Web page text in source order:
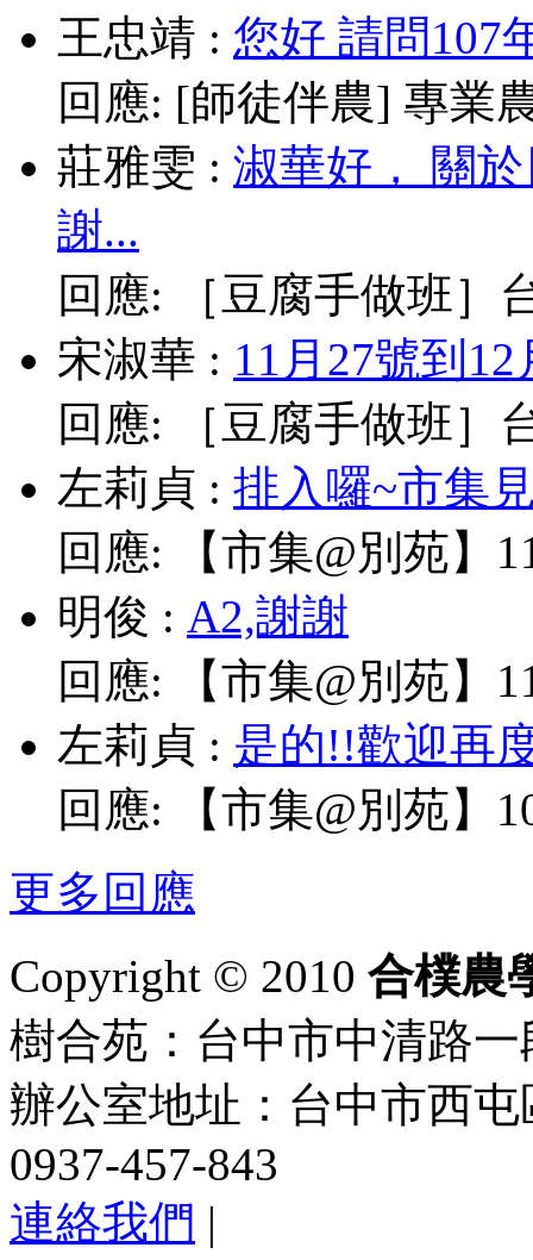
王忠靖 : 您好 請問107
回應: [師徒伴農] 專業
莊雅雯 : 淑華好， 關
謝...
回應:
［豆腐手做班］
宋淑華 : 11月27號到
回應:
［豆腐手做班］
左莉貞 : 排入囉~市集
回應:
【市集@別苑】
明俊 : A2,謝謝
回應:
【市集@別苑】
左莉貞 : 是的!!歡迎再
回應:
【市集@別苑】
更多回應
Copyright © 2010 合樸農
樹合苑：台中市中清路一
辦公室地址：台中市西
0937-457-843
連絡我們 |